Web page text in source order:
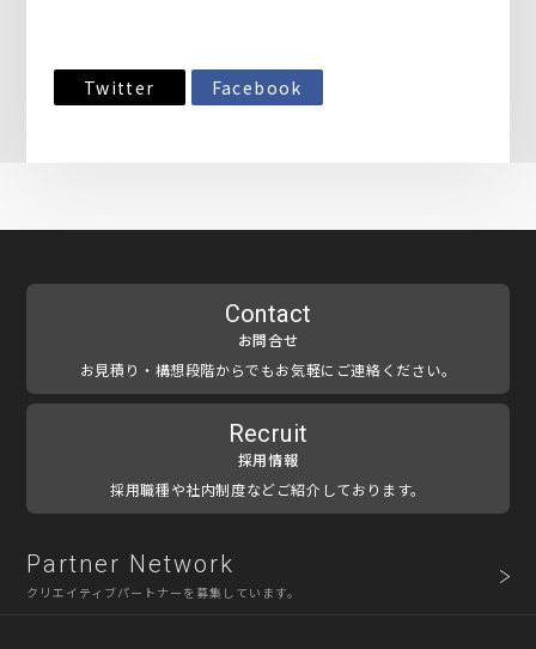
Twitter Facebook
Contact
お問合せ
お見積り・構想段階からでもお気軽にご連絡ください。
Recruit
採用情報
採用職種や社内制度などご紹介しております。
Partner Network
クリエイティブパートナーを募集しています。